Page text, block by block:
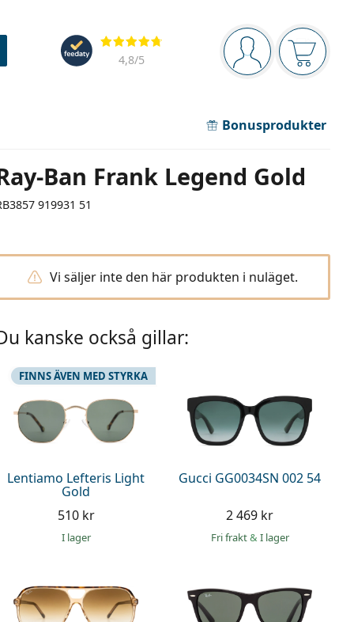
Navigeringsmeny
Du är inloggad
Recensioner
4,8/5
Bonusprodukter
Ban Frank Legend Gold
919931 51
Vi säljer inte den här produkten i nuläget.
kanske också gillar:
Lentiamo Lefteris Light
Gold
FINNS ÄVEN MED STYRKA
510 kr
I lager
Gucci GG0034SN 002 54
2 469 kr
Fri frakt& I lager